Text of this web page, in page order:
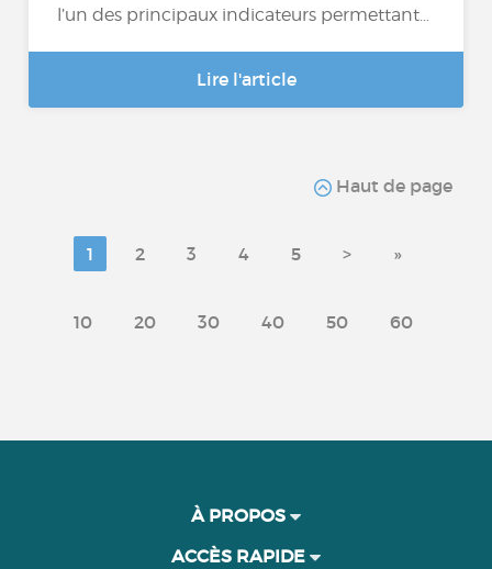
l’un des principaux indicateurs permettant…
Lire l'article
Haut de page
1 2 3 4 5 > »
10 20 30 40 50 60
À PROPOS
ACCÈS RAPIDE